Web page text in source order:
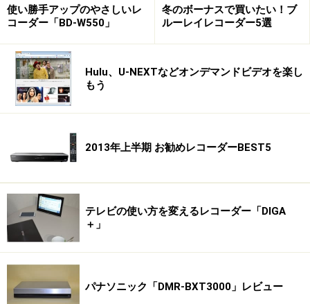
使い勝手アップのやさしいレ
コーダー「BD-W550」
冬のボーナスで買いたい！ブ
ルーレイレコーダー5選
Hulu、U-NEXTなどオンデマンドビデオを楽し
もう
2013年上半期 お勧めレコーダーBEST5
テレビの使い方を変えるレコーダー「DIGA
＋」
パナソニック「DMR-BXT3000」レビュー